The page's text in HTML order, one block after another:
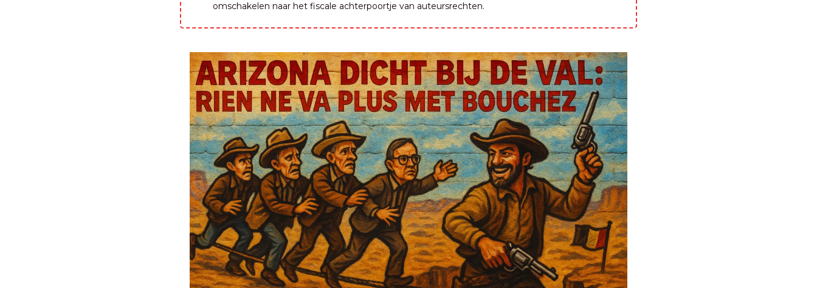
omschakelen naar het fiscale achterpoortje van auteursrechten.